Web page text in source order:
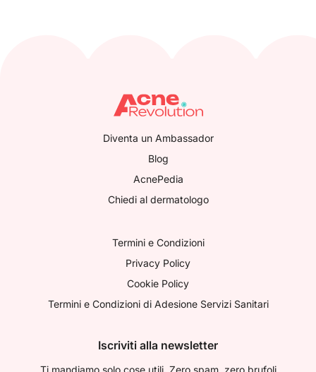
Diventa un Ambassador
Blog
AcnePedia
Chiedi al dermatologo
Termini e Condizioni
Privacy Policy
Cookie Policy
Termini e Condizioni di Adesione Servizi Sanitari
Iscriviti alla newsletter
Ti mandiamo solo cose utili. Zero spam, zero brufoli